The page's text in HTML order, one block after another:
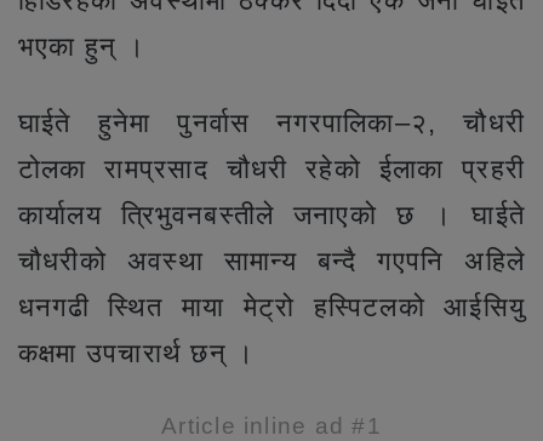
भएका हुन् ।
घाईते हुनेमा पुनर्वास नगरपालिका–२, चौधरी
टोलका रामप्रसाद चौधरी रहेको ईलाका प्रहरी
कार्यालय त्रिभुवनबस्तीले जनाएको छ । घाईते
चौधरीको अवस्था सामान्य बन्दै गएपनि अहिले
धनगढी स्थित माया मेट्रो हस्पिटलको आईसियु
कक्षमा उपचारार्थ छन् ।
Article inline ad #1